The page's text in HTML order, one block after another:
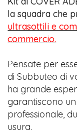
la squadra che
ultrasottili e
commercio.
Pensate per
di Subbuteo di
ha grande
garantiscono
professionale,
usura,